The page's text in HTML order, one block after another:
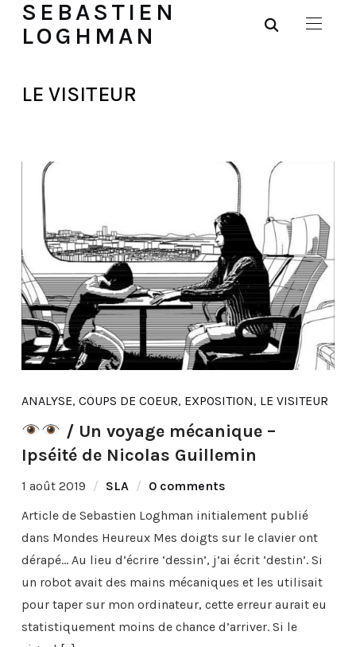
SEBASTIEN
LOGHMAN
LE VISITEUR
ANALYSE, COUPS DE COEUR, EXPOSITION, LE VISITEUR
/ Un voyage mécanique –
Ipséité de Nicolas Guillemin
1 août 2019 SLA
0 comments
Article de Sebastien Loghman initialement publié
dans Mondes Heureux Mes doigts sur le clavier ont
dérapé… Au lieu d’écrire ‘dessin’, j’ai écrit ‘destin’. Si
un robot avait des mains mécaniques et les utilisait
pour taper sur mon ordinateur, cette erreur aurait eu
statistiquement moins de chance d’arriver. Si le